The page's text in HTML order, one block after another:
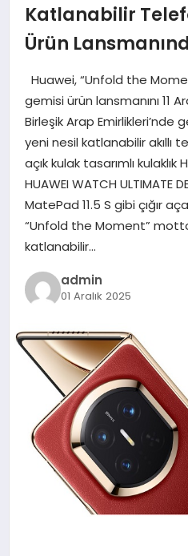
EKONOMI
TEKNOLOJI
SAĞLIK
EĞITIM
DÜNYA
SIYASET
Katlanabilir
Ürün
Huawei, “Unfold the
gemisi ürün lansmanını 11
Birleşik Arap Emirlikleri’nde
yeni nesil katlanabilir akıllı
açık kulak tasarımlı kulaklık
HUAWEI WATCH ULTIMATE
MatePad 11.5 S gibi çığır
“Unfold the Moment”
katlanabilir…
admin
01 Aralık 2025